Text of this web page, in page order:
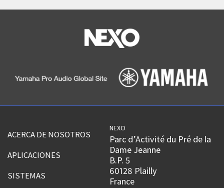
ACERCA DE NOSOTROS
APLICACIONES
SISTEMAS
NEXO
Parc d’Activité du Pré de la
Dame Jeanne
B.P. 5
60128 Plailly
France